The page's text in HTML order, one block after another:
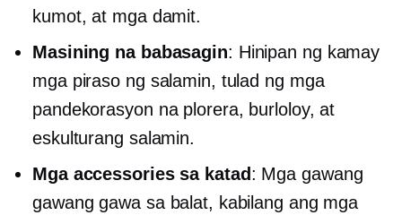
kumot, at mga damit.
Masining na babasagin: Hinipan ng kamay
mga piraso ng salamin, tulad ng mga
pandekorasyon na plorera, burloloy, at
eskulturang salamin.
Mga accessories sa katad: Mga gawang
gawang gawa sa balat, kabilang ang mga